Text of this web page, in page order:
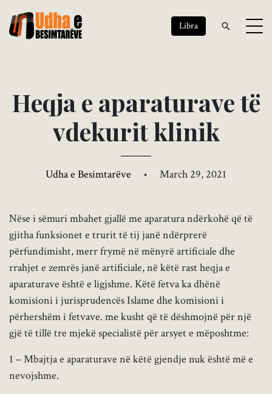
Libra
Heqjae aparaturavetë
vdekuritklinik
Udha e Besimtarëve • March 29, 2021
Nëse i sëmuri mbahet gjallë me aparatura ndërkohë që të
gjitha funksionet e trurit të tij janë ndërprerë
përfundimisht, merr frymë në mënyrë artificiale dhe
rrahjet e zemrës janë artificiale, në këtë rast heqja e
aparaturave është e ligjshme. Këtë fetva ka dhënë
komisioni i jurisprudencës Islame dhe komisioni i
përhershëm i fetvave. me kusht që të dëshmojnë për një
gjë të tillë tre mjekë specialistë për arsyet e mëposhtme:
1 – Mbajtja e aparaturave në këtë gjendje nuk është më e
nevojshme.